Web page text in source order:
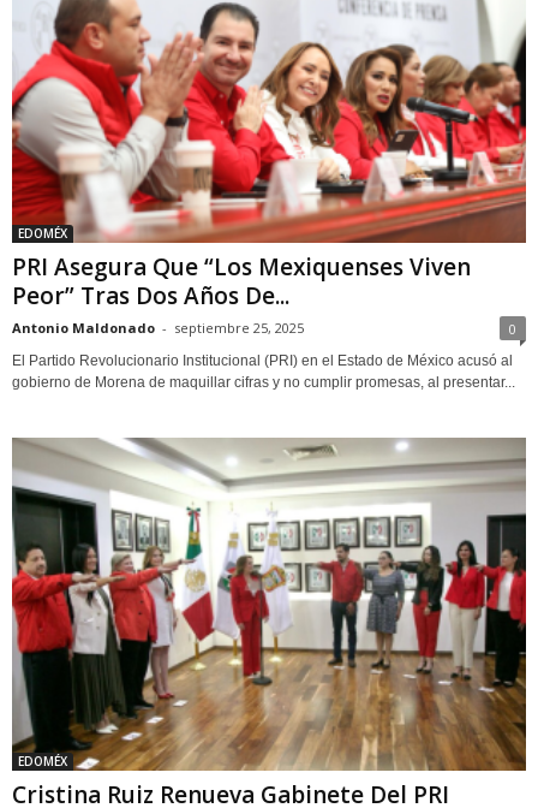
EDOMÉX
PRI Asegura Que “Los Mexiquenses Viven
Peor” Tras Dos Años De...
Antonio Maldonado - septiembre 25, 2025 0
El Partido Revolucionario Institucional (PRI) en el Estado de México acusó al
gobierno de Morena de maquillar cifras y no cumplir promesas, al presentar...
EDOMÉX
Cristina Ruiz Renueva Gabinete Del PRI